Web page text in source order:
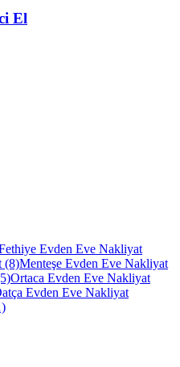
El
Evden Eve Nakliyat
(8)Menteşe Evden Eve Nakliyat
Ortaca Evden Eve Nakliyat
Evden Eve Nakliyat